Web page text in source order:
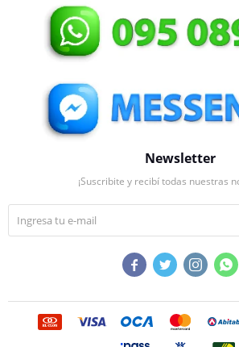
Newsletter
¡Suscribite y recibí todas nuestras
   